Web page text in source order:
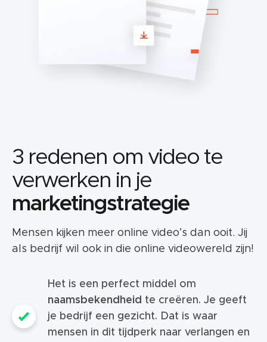
3 redenen om video te
verwerken in je
marketingstrategie
Mensen kijken meer online video’s dan ooit. Jij
als bedrijf wil ook in die online videowereld zijn!
Het is een perfect middel om
naamsbekendheid te creëren. Je geeft
je bedrijf een gezicht. Dat is waar
mensen in dit tijdperk naar verlangen en